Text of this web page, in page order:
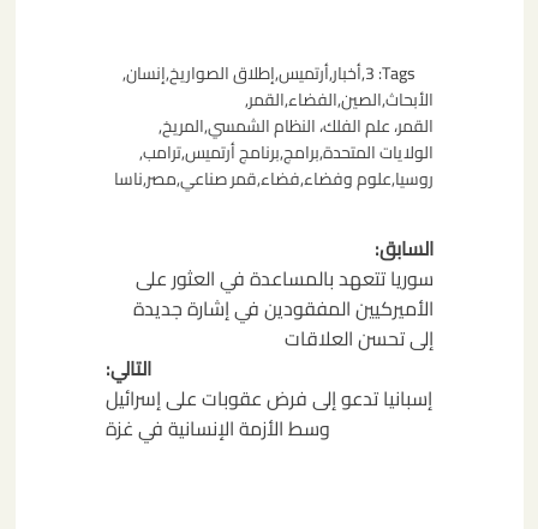
Tags:
3
,أخبار,أرتميس,إطلاق الصواريخ,إنسان,
الأبحاث,الصين,الفضاء,القمر,
القمر، علم الفلك، النظام الشمسي,المريخ,
الولايات المتحدة,برامج,برنامج أرتميس,ترامب,
روسيا,علوم وفضاء,فضاء,قمر صناعي,مصر,ناسا
تصفّح
المقالات
السابق:
سوريا تتعهد بالمساعدة في العثور على
الأميركيين المفقودين في إشارة جديدة
إلى تحسن العلاقات
التالي:
إسبانيا تدعو إلى فرض عقوبات على إسرائيل
وسط الأزمة الإنسانية في غزة